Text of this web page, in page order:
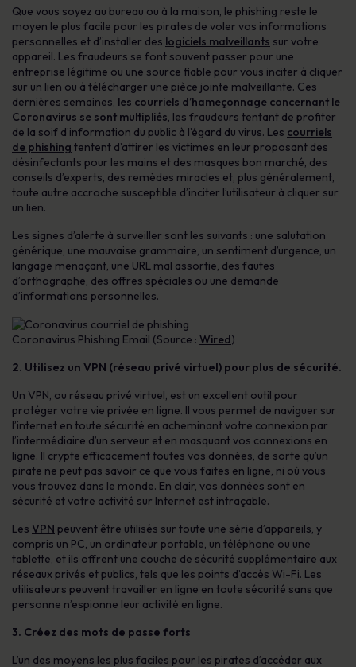
Que vous soyez au bureau ou à la maison, le phishing reste le
moyen le plus facile pour les pirates de voler vos informations
personnelles et d’installer des logiciels malveillants sur votre
appareil. Les fraudeurs se font souvent passer pour une
entreprise légitime ou une source fiable pour vous inciter à cliquer
sur un lien ou à télécharger une pièce jointe malveillante. Ces
dernières semaines, les courriels d’hameçonnage concernant le
Coronavirus se sont multipliés, les fraudeurs tentant de profiter
de la soif d’information du public à l’égard du virus. Les courriels
de phishing tentent d’attirer les victimes en leur proposant des
désinfectants pour les mains et des masques bon marché, des
conseils d’experts, des remèdes miracles et, plus généralement,
toute autre accroche susceptible d’inciter l’utilisateur à cliquer sur
un lien.
Les signes d’alerte à surveiller sont les suivants : une salutation
générique, une mauvaise grammaire, un sentiment d’urgence, un
langage menaçant, une URL mal assortie, des fautes
d’orthographe, des offres spéciales ou une demande
d’informations personnelles.
Coronavirus Phishing Email (Source : Wired)
2. Utilisez un VPN (réseau privé virtuel) pour plus de sécurité.
Un VPN, ou réseau privé virtuel, est un excellent outil pour
protéger votre vie privée en ligne. Il vous permet de naviguer sur
l’internet en toute sécurité en acheminant votre connexion par
l’intermédiaire d’un serveur et en masquant vos connexions en
ligne. Il crypte efficacement toutes vos données, de sorte qu’un
pirate ne peut pas savoir ce que vous faites en ligne, ni où vous
vous trouvez dans le monde. En clair, vos données sont en
sécurité et votre activité sur Internet est intraçable.
Les VPN peuvent être utilisés sur toute une série d’appareils, y
compris un PC, un ordinateur portable, un téléphone ou une
tablette, et ils offrent une couche de sécurité supplémentaire aux
réseaux privés et publics, tels que les points d’accès Wi-Fi. Les
utilisateurs peuvent travailler en ligne en toute sécurité sans que
personne n’espionne leur activité en ligne.
3. Créez des mots de passe forts
L’un des moyens les plus faciles pour les pirates d’accéder aux